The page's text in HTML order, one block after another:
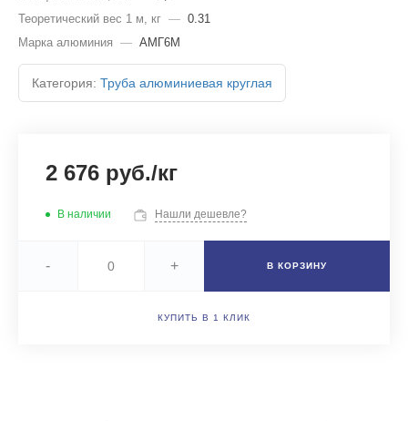
Теоретический вес 1 м, кг — 0.31
Марка алюминия — АМГ6М
Категория: Труба алюминиевая круглая
2 676 руб./кг
В наличии Нашли дешевле?
- + В КОРЗИНУ
КУПИТЬ В 1 КЛИК